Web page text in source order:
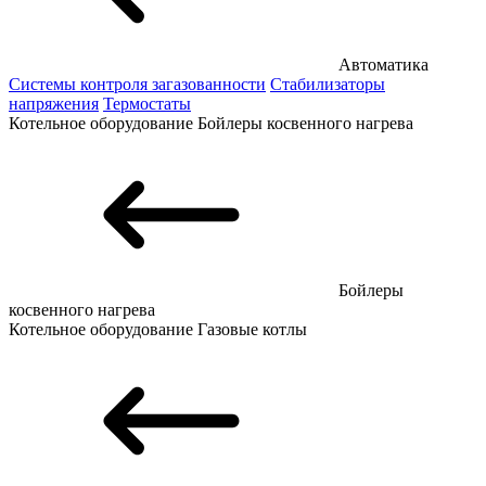
Автоматика
Системы контроля загазованности Стабилизаторы
напряжения Термостаты
Котельное оборудование Бойлеры косвенного нагрева
Бойлеры
косвенного нагрева
Котельное оборудование Газовые котлы